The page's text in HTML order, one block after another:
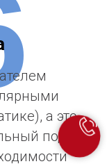
а это